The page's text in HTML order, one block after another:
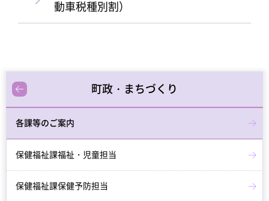
動車税種別割）
町政・まちづくり
各課等のご案内
保健福祉課福祉・児童担当
保健福祉課保健予防担当